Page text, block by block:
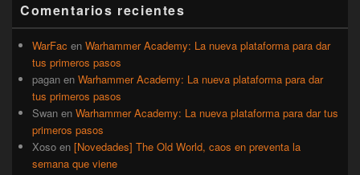
lateral
primaria
Comentarios recientes
WarFac en Warhammer Academy: La nueva plataforma para dar
tus primeros pasos
pagan en Warhammer Academy: La nueva plataforma para dar
tus primeros pasos
Swan en Warhammer Academy: La nueva plataforma para dar tus
primeros pasos
Xoso en [Novedades] The Old World, caos en preventa la
semana que viene